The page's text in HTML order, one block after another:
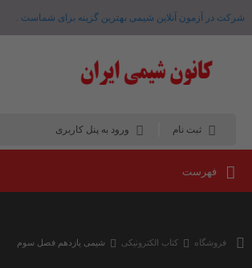
شرکت در آزمون آنلاین شیمی بهترین گزینه برای شماست .
ثبت نام ورود به پنل کاربری
فهرست
فروشگاه کتاب الکترونیکی شیمی یازدهم فصل سوم